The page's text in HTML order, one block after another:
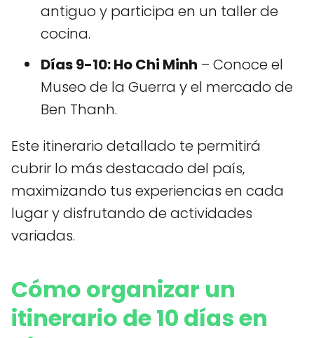
antiguo y participa en un taller de
cocina.
Días 9-10: Ho Chi Minh – Conoce el
Museo de la Guerra y el mercado de
Ben Thanh.
Este itinerario detallado te permitirá
cubrir lo más destacado del país,
maximizando tus experiencias en cada
lugar y disfrutando de actividades
variadas.
Cómo organizar un
itinerario de 10 días en